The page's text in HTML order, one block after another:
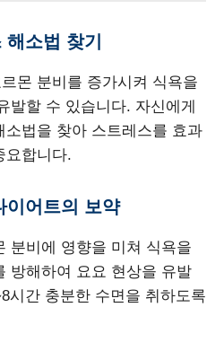
해소법 찾기
몬 분비를 증가시켜 식욕을
발할 수 있습니다. 자신에게
소법을 찾아 스트레스를 효과
요합니다.
이어트의 보약
분비에 영향을 미쳐 식욕을
방해하여 요요 현상을 유발
시간 충분한 수면을 취하도록